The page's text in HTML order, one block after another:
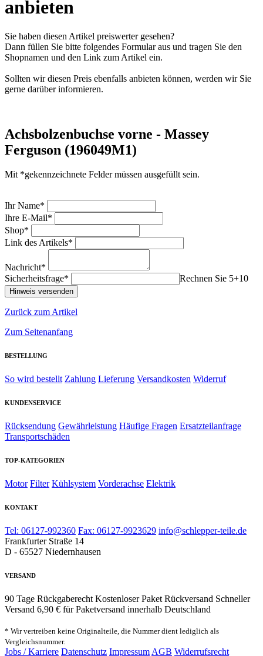
anbieten
Sie haben diesen Artikel preiswerter gesehen?
Dann füllen Sie bitte folgendes Formular aus und tragen Sie den
Shopnamen und den Link zum Artikel ein.
Sollten wir diesen Preis ebenfalls anbieten können, werden wir Sie
gerne darüber informieren.
Achsbolzenbuchse vorne - Massey
Ferguson (196049M1)
Mit *gekennzeichnete Felder müssen ausgefüllt sein.
Ihr Name*
Ihre E-Mail*
Shop*
Link des Artikels*
Nachricht*
Sicherheitsfrage*
Rechnen Sie 5+10
Zurück zum Artikel
Zum Seitenanfang
BESTELLUNG
So wird bestellt Zahlung Lieferung Versandkosten Widerruf
KUNDENSERVICE
Rücksendung Gewährleistung Häufige Fragen Ersatzteilanfrage
Transportschäden
TOP-KATEGORIEN
Motor Filter Kühlsystem Vorderachse Elektrik
KONTAKT
Tel: 06127-992360 Fax: 06127-9923629 info@schlepper-teile.de
Frankfurter Straße 14
D - 65527 Niedernhausen
VERSAND
90 Tage Rückgaberecht Kostenloser Paket Rückversand Schneller
Versand 6,90 € für Paketversand innerhalb Deutschland
* Wir vertreiben keine Originalteile, die Nummer dient lediglich als
Vergleichsnummer.
Jobs / Karriere Datenschutz Impressum AGB Widerrufsrecht